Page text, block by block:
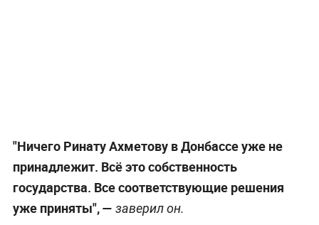
"Ничего Ринату Ахметову в Донбассе уже не
принадлежит. Всё это собственность
государства. Все соответствующие решения
уже приняты",— заверил он.